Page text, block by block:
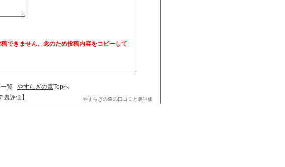
やすらぎの森の口コミと裏評価
できません。念のため投稿内容をコピーして
覧 やすらぎの森Topへ
評価】